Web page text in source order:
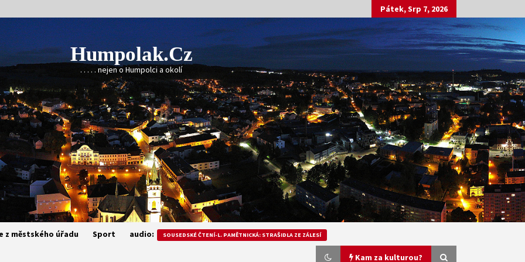
Pátek, Srp 7, 2026
Humpolak.cz
. . . . . nejen o Humpolci a okolí
z městského úřadu Sport audio: SOUSEDSKÉ ČTENÍ-L. PAMĚTNICKÁ: STRAŠIDLA ZE ZÁLESÍ
Kam za kulturou?